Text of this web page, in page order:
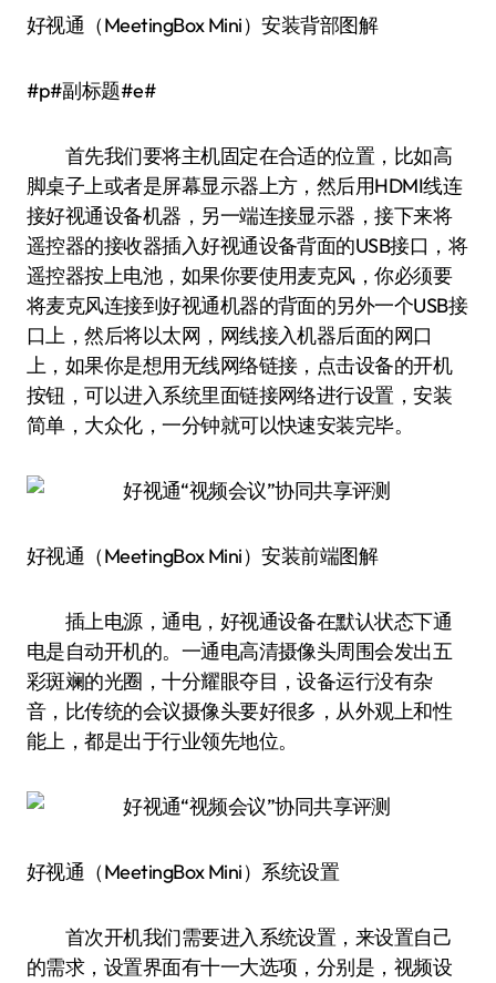
好视通（MeetingBox Mini）安装背部图解
#p#副标题#e#
首先我们要将主机固定在合适的位置，比如高
脚桌子上或者是屏幕显示器上方，然后用HDMI线连
接好视通设备机器，另一端连接显示器，接下来将
遥控器的接收器插入好视通设备背面的USB接口，将
遥控器按上电池，如果你要使用麦克风，你必须要
将麦克风连接到好视通机器的背面的另外一个USB接
口上，然后将以太网，网线接入机器后面的网口
上，如果你是想用无线网络链接，点击设备的开机
按钮，可以进入系统里面链接网络进行设置，安装
简单，大众化，一分钟就可以快速安装完毕。
好视通（MeetingBox Mini）安装前端图解
插上电源，通电，好视通设备在默认状态下通
电是自动开机的。一通电高清摄像头周围会发出五
彩斑斓的光圈，十分耀眼夺目，设备运行没有杂
音，比传统的会议摄像头要好很多，从外观上和性
能上，都是出于行业领先地位。
好视通（MeetingBox Mini）系统设置
首次开机我们需要进入系统设置，来设置自己
的需求，设置界面有十一大选项，分别是，视频设